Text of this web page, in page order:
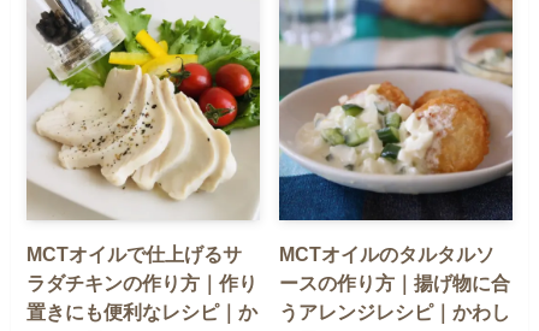
MCTオイルで仕上げるサ
ラダチキンの作り方｜作り
置きにも便利なレシピ｜か
MCTオイルのタルタルソ
ースの作り方｜揚げ物に合
うアレンジレシピ｜かわし